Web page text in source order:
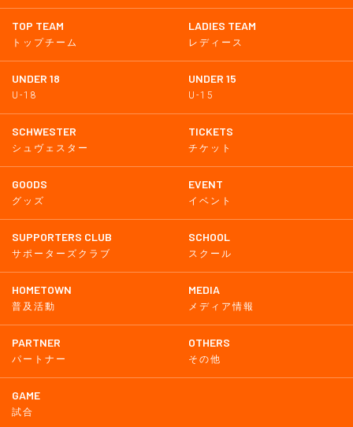
TOP TEAM
トップチーム
LADIES TEAM
レディース
UNDER 18
U-18
UNDER 15
U-15
SCHWESTER
シュヴェスター
TICKETS
チケット
GOODS
グッズ
EVENT
イベント
SUPPORTERS CLUB
サポーターズクラブ
SCHOOL
スクール
HOMETOWN
普及活動
MEDIA
メディア情報
PARTNER
パートナー
OTHERS
その他
GAME
試合